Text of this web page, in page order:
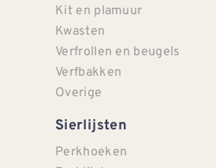
Kit en plamuur
Kwasten
Verfrollen en beugels
Verfbakken
Overige
Sierlijsten
Perkhoeken